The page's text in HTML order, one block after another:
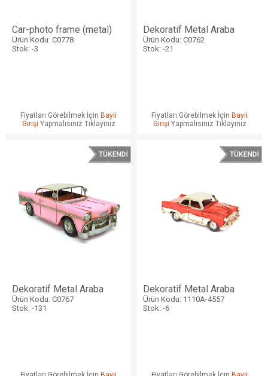
Car-photo frame (metal)
Ürün Kodu: C0778
Stok: -3
Fiyatları Görebilmek İçin Bayii
Girişi Yapmalısınız Tıklayınız
Dekoratif Metal Araba
Ürün Kodu: C0762
Stok: -21
Fiyatları Görebilmek İçin Bayii
Girişi Yapmalısınız Tıklayınız
Dekoratif Metal Araba
Ürün Kodu: C0767
Stok: -131
Dekoratif Metal Araba
Ürün Kodu: 1110A-4557
Stok: -6